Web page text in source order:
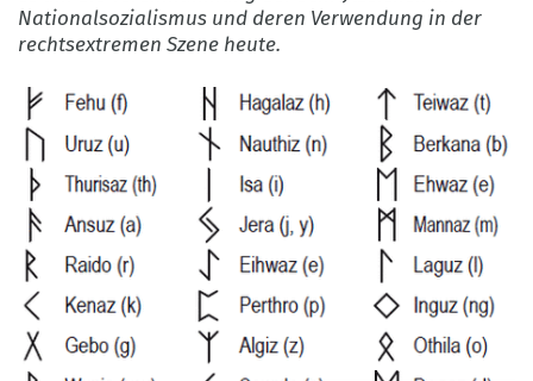
Nationalsozialismus und deren Verwendung in der
rechtsextremen Szene heute.